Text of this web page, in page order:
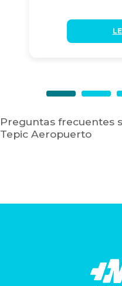
Preguntas frecuentes
Tepic Aeropuerto